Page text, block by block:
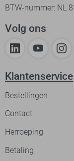
BTW-nummer: NL
Volg ons
Klantenservice
Bestellingen
Contact
Herroeping
Betaling